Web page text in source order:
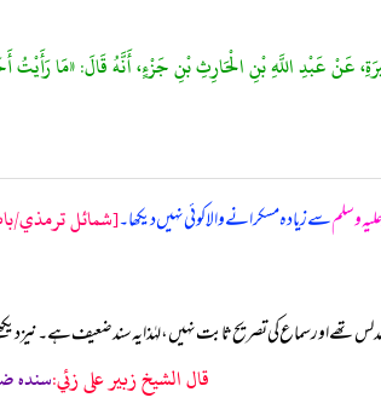
عَنْ عَبْدِ اللَّهِ بْنِ الْحَارِثِ بْنِ جَزْءٍ، أَنَّهُ قَالَ: «مَا
وسلمسے زیادہ مسکرانے والا کوئی نہیں دیکھا۔[شمائل ترمذي/
اور سماع کی تصریح ثابت نہیں، لہٰذا یہ سند ضعیف ہے۔ نیز
قال الشيخ زبير على زئي:سنده